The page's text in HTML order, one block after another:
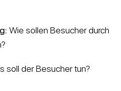
Wie sollen Besucher durch
soll der Besucher tun?